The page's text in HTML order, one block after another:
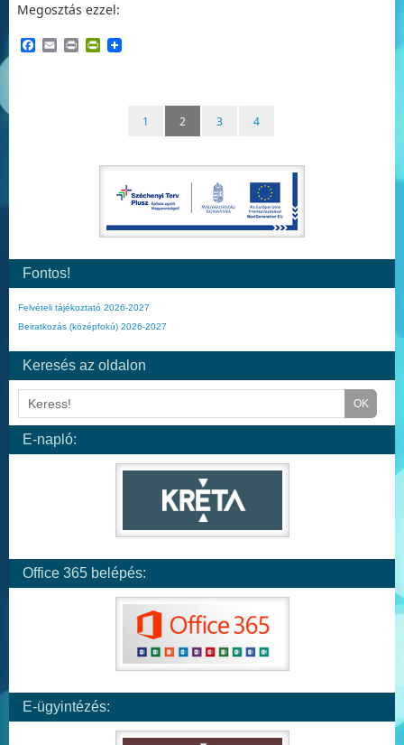
Megosztás ezzel:
Facebook
EmailPrintPrintFriendly
1 2 3 4
Fontos!
Felvételi tájékoztató 2026-2027
Beiratkozás (középfokú) 2026-2027
Keresés az oldalon
E-napló:
Office 365 belépés:
E-ügyintézés: